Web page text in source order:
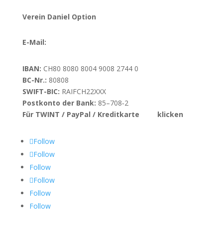
Verein Daniel Option
E-Mail:
IBAN: CH80 8080 8004 9008 2744 0
BC-Nr.: 80808
SWIFT-BIC: RAIFCH22XXX
Postkonto der Bank: 85–708‑2
Für TWINT / PayPal / Kreditkarte
klicken
Follow
Follow
Follow
Follow
Follow
Follow